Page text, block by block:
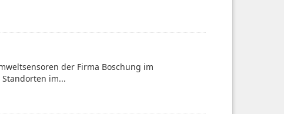
der Firma Boschung im
im...